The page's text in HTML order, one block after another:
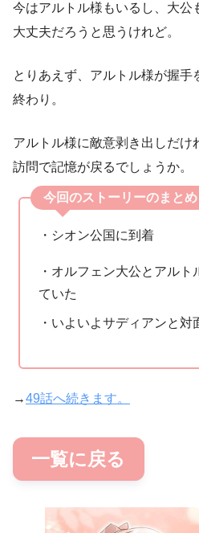
今はアルトル様もいるし、大公
大丈夫だろうと思うけれど。
とりあえず、アルトル様が握手
終わり。
アルトル様に敵意剥き出しだけ
訪問で記憶が戻るでしょうか。
今回のストーリーのまとめ
・シオン公国に到着
・オルフェン大公とアル
ていた
・いよいよサディアンと対
→49話へ続きます。
一覧に戻る